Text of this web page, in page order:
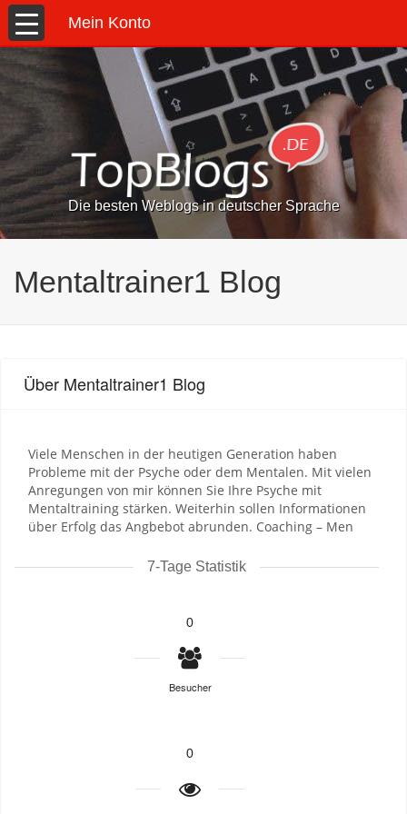
Mein Konto
Die besten Weblogs in deutscher Sprache
Mentaltrainer1 Blog
Über Mentaltrainer1 Blog
Viele Menschen in der heutigen Generation haben
Probleme mit der Psyche oder dem Mentalen. Mit vielen
Anregungen von mir können Sie Ihre Psyche mit
Mentaltraining stärken. Weiterhin sollen Informationen
über Erfolg das Angbebot abrunden. Coaching – Men
7-Tage Statistik
0
Besucher
0